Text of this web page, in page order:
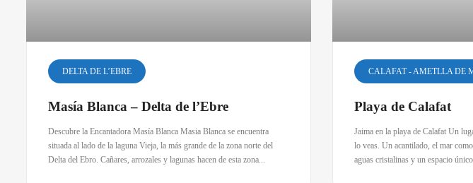
DELTA DE L’EBRE
Masía Blanca – Delta de l’Ebre
Descubre la Encantadora Masía Blanca Masia Blanca se encuentra
situada al lado de la laguna Vieja, la más grande de la zona norte del
Delta del Ebro. Cañares, arrozales y lagunas hacen de esta zona...
CALAFAT - AMETLLA DE
Playa de Calafat
Jaima en la playa de Calafat Un
lo veas. Un acantilado, el mar
aguas cristalinas y un espacio único